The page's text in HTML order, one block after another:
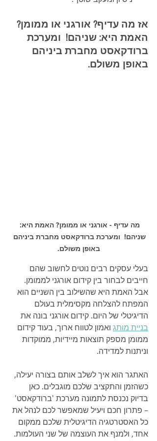
אז מה עדיף? אורגני או ממומן?
האמת היא: שניהם!  ומערכת
ברודקאסט מחברת ביניהם
באופן משולם.
מה עדיף - אורגני או ממומן? האמת היא:
שניהם!  ומערכת ברודקאסט מחברת ביניהם
באופן משולם.
בעלי עסקים רבים נוטים לחשוב שהם
חייבים לבחור בין קידום אורגני לממומן.
אבל האמת היא שהשילוב בין השניים הוא
המפתח להצלחה מקסימלית בעולם
הדיגיטלי של היום. קידום אורגני בונה את
בניית מותג ואמון לטווח ארוך, בעוד קידום
ממומן מספק תוצאות מיידיות, ממוקדות
וניתנות למדידה.
האתגר הוא איך לשלב אותם בצורה יעילה,
כשהזמן והתקציב שלכם מוגבלים. כאן
בדיוק נכנסת לתמונה מערכת 'ברודקאסט'
– פתרון חכם ויעיל שמאפשר לכם לנהל את
כל האסטרטגיה הדיגיטלית שלכם ממקום
אחד, ולמנף את העוצמה של שני העולמות.